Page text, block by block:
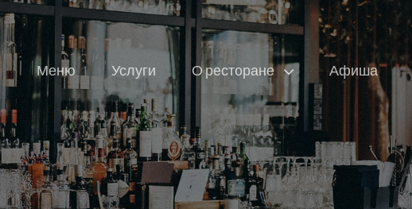
Меню Услуги О ресторане Афиша